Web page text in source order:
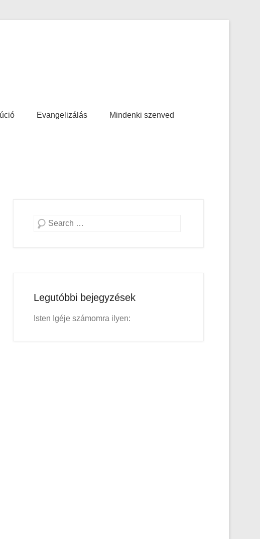
Evangelizálás Mindenki szenved
Search
Legutóbbi bejegyzések
Isten Igéje számomra ilyen: